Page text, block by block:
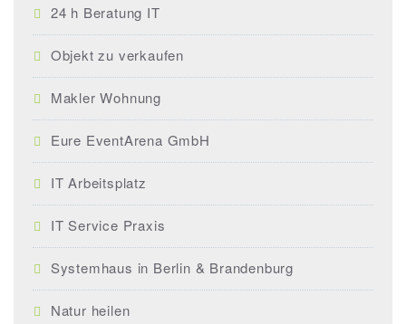
24 h Beratung IT
Objekt zu verkaufen
Makler Wohnung
Eure EventArena GmbH
IT Arbeitsplatz
IT Service Praxis
Systemhaus in Berlin & Brandenburg
Natur heilen